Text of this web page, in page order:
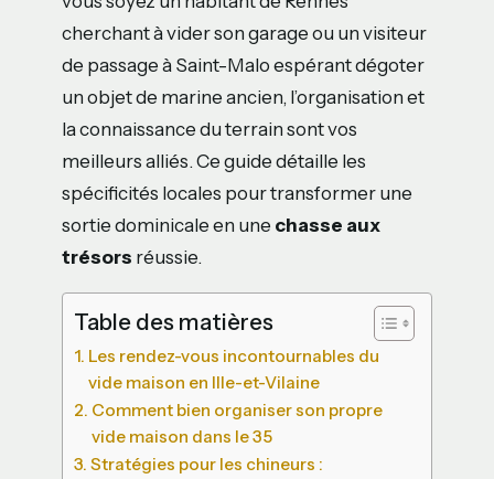
cherchant à vider son garage ou un visiteur
de passage à Saint-Malo espérant dégoter
un objet de marine ancien, l’organisation et
la connaissance du terrain sont vos
meilleurs alliés. Ce guide détaille les
spécificités locales pour transformer une
sortie dominicale en une chasse aux
trésors réussie.
Table des matières
Les rendez-vous incontournables du
vide maison en Ille-et-Vilaine
Comment bien organiser son propre
vide maison dans le 35
Stratégies pour les chineurs :